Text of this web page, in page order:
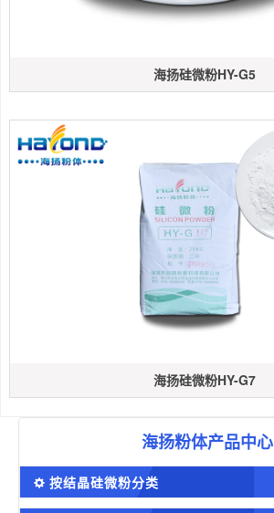
海扬硅微粉HY-G5
海扬硅微粉HY-G7
海扬粉体产品中心
按结晶硅微粉分类